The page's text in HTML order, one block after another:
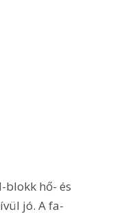
blokk hő- és
jó. A fa-